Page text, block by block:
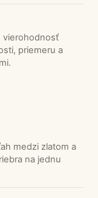
vierohodnosť
priemeru a
medzi zlatom a
na jednu